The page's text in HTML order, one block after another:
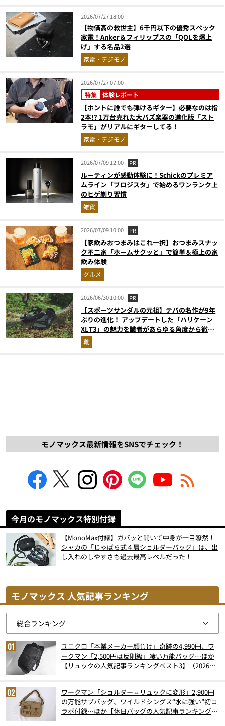
2026/07/27 18:00
【物価高の救世主】6千円以下の優秀スペック
家電！Anker＆フィリップスの「QOLを爆上
げ」する名品2選
家電・デジモノ
2026/07/27 07:00
特集 体験レポート
【ホントに誰でも弾けるギター】必要なのは指
2本!? 1万台売れた大バズ楽器の進化版「スト
ラモ」がリアルにギターしてる！
家電・デジモノ
2026/07/09 12:00 PR
ルーティンが感動体験に！Schickのプレミア
ムライン「プロジスタ」で始めるワンランク上
のヒゲ剃り習慣
雑貨
2026/07/09 10:00 PR
【家飲みおつまみはこれ一択】おつまみスナッ
ク不二家「ホームサクッと」で簡単＆極上の家
飲み体験
グルメ
2026/06/30 10:00 PR
【スポーツサンダルの元祖】テバの名作が9年
ぶりの進化！ アップデートした「ハリケーン
XLT3」の魅力を識者があらゆる角度から徹底
解説！
靴
モノマックス最新情報をSNSでチェック！
今月のモノマックス特別付録
【MonoMax付録】ガバッと開いて中身が一目瞭然！
シャカの「じゃばら式４層ショルダーバッグ」は、出
し入れのしやすさも過去最高レベルだった！
モノマックス 人気記事ランキング
ユニクロ「本業メーカー顔負け」奇跡の4,990円、ワ
ークマン「2,500円は反則級」凄い万能バッグ…ほか
【リュックの人気記事ランキングベスト3】（2026年
ワークマン「ショルダー⇔リュックに変形」2,900円
の万能サブバッグ、ワイルドシングス“水に強い”初コ
ラボ付録…ほか【休日バッグの人気記事ランキングベ